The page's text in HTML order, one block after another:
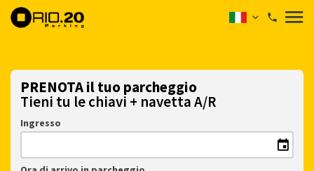
PRENOTA il tuo parcheggio
Tieni tu le chiavi + navetta A/R
Ingresso